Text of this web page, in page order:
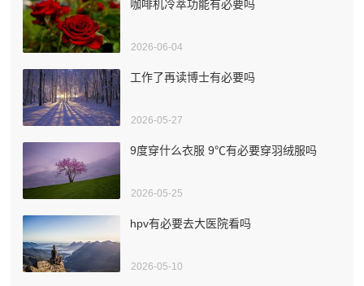
咖啡机冷萃功能有必要吗
2026-06-04
工作了再读博士有必要吗
2026-05-27
9度穿什么衣服 9℃有必要穿羽绒服吗
2026-05-25
hpv有必要去大医院看吗
2026-05-10